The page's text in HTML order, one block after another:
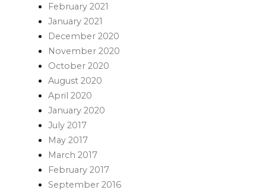
February 2021
January 2021
December 2020
November 2020
October 2020
August 2020
April 2020
January 2020
July 2017
May 2017
March 2017
February 2017
September 2016